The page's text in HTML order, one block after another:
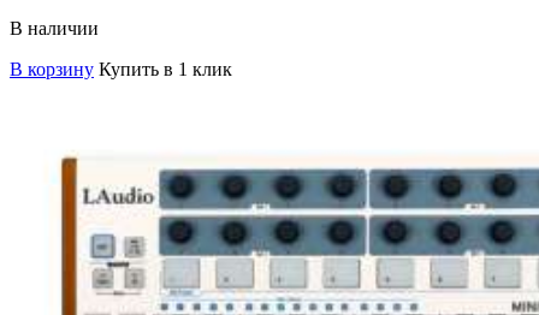
В наличии
В корзину Купить в 1 клик